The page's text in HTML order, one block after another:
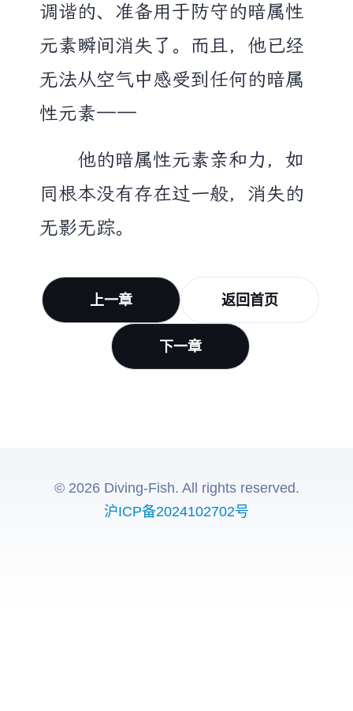
调谐的、准备用于防守的暗属性
元素瞬间消失了。而且，他已经
无法从空气中感受到任何的暗属
性元素——
他的暗属性元素亲和力，如
同根本没有存在过一般，消失的
无影无踪。
上一章 返回首页
下一章
© 2026 Diving-Fish. All rights reserved.
沪ICP备2024102702号